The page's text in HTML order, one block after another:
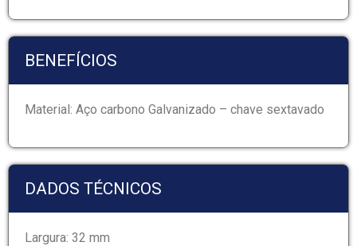
BENEFÍCIOS
Material: Aço carbono Galvanizado – chave sextavado
DADOS TÉCNICOS
Largura: 32 mm